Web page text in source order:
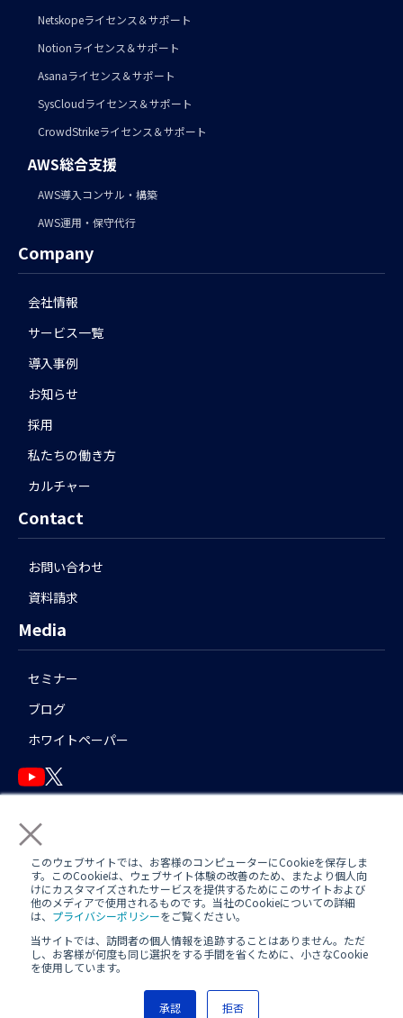
×
このウェブサイトでは、お客様のコンピューターにCookieを保存しま
す。このCookieは、ウェブサイト体験の改善のため、またより個人向
けにカスタマイズされたサービスを提供するためにこのサイトおよび
他のメディアで使用されるものです。当社のCookieについての詳細
は、 プライバシーポリシーをご覧ください。
当サイトでは、訪問者の個人情報を追跡することはありません。ただ
し、お客様が何度も同じ選択をする手間を省くために、小さなCookie
を使用しています。
承認 拒否
Netskopeライセンス＆サポート
Notionライセンス＆サポート
Asanaライセンス＆サポート
SysCloudライセンス＆サポート
CrowdStrikeライセンス＆サポート
AWS総合支援
AWS導入コンサル・構築
AWS運用・保守代行
Company
会社情報
サービス一覧
導入事例
お知らせ
採用
私たちの働き方
カルチャー
Contact
お問い合わせ
資料請求
Media
セミナー
ブログ
ホワイトペーパー
English
運用アシスタント利用規約(AWS/ Azure) 日中運用支援定型約款
定型約款
プライバシーポリシー
Copyright(c) Nextmode, Inc. All rights reserved.